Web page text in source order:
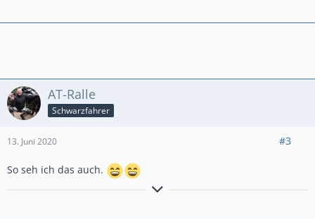
Tricolour...die mit derroten Brille
http://www.VisualARTs-Fotografie.de
AT-Ralle
Schwarzfahrer
13. Juni 2020 #3
So seh ich das auch.
PS: Für Rechtschreibfehler wird nicht gehaftet. Wer welche